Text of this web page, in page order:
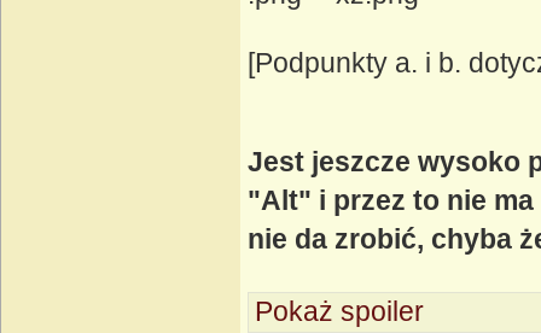
[Podpunkty a. i b.
Jest jeszcze wysoko
"Alt" i przez to nie
nie da zrobić, chyba
Pokaż spoiler